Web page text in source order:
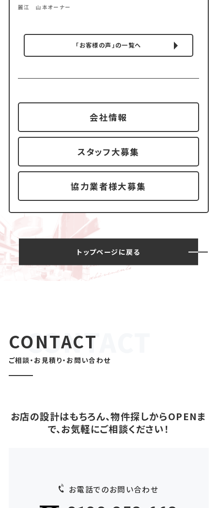
麗江 山本オーナー
「お客様の声」の一覧へ
会社情報
スタッフ大募集
協力業者様大募集
トップページに戻る
CONTACT
ご相談・お見積り・お問い合わせ
お店の設計はもちろん、物件探しからOPENま
で、お気軽にご相談ください！
お電話でのお問い合わせ